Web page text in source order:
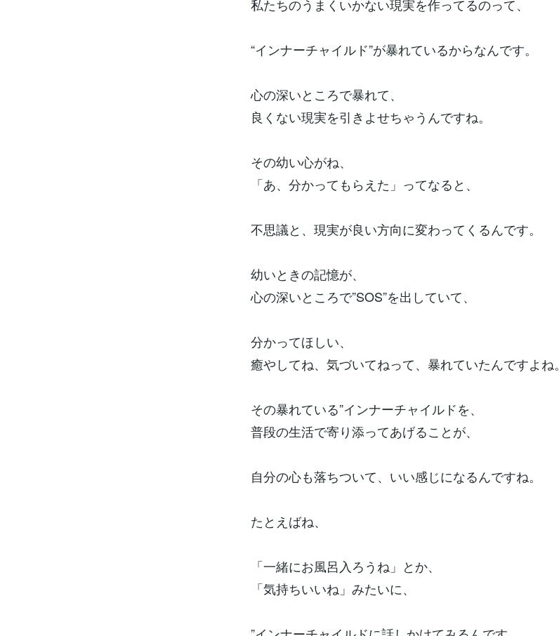
私たちのうまくいかない現実を作ってるのって、
“インナーチャイルド”が暴れているからなんです。
心の深いところで暴れて、
良くない現実を引きよせちゃうんですね。
その幼い心がね、
「あ、分かってもらえた」ってなると、
不思議と、現実が良い方向に変わってくるんです。
幼いときの記憶が、
心の深いところで”SOS”を出していて、
分かってほしい、
癒やしてね、気づいてねって、暴れていたんですよね。
その暴れている”インナーチャイルドを、
普段の生活で寄り添ってあげることが、
自分の心も落ちついて、いい感じになるんですね。
たとえばね、
「一緒にお風呂入ろうね」とか、
「気持ちいいね」みたいに、